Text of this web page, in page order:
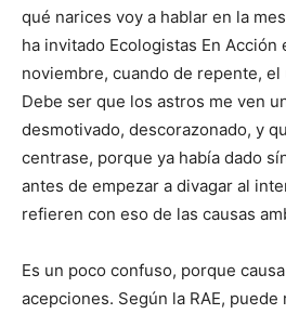
qué narices voy a hablar en la
ha invitado Ecologistas En
noviembre, cuando de repente,
Debe ser que los astros me ven
desmotivado, descorazonado, y
centrase, porque ya había dado
antes de empezar a divagar al
refieren con eso de las causas
Es un poco confuso, porque
acepciones. Según la RAE,